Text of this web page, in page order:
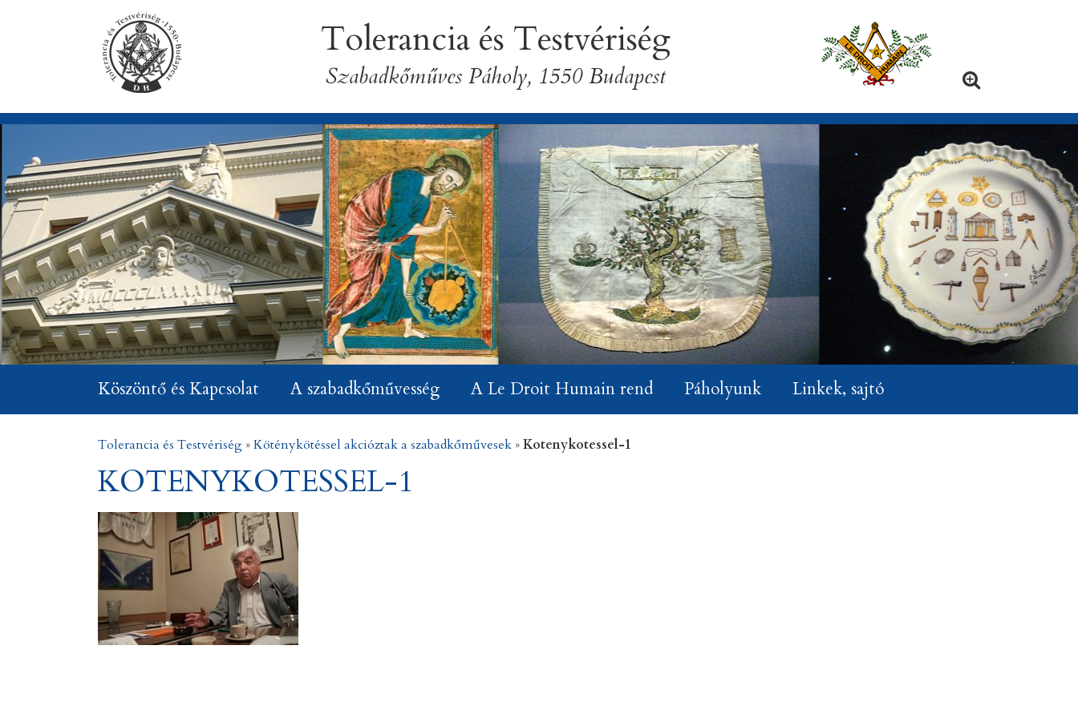
Tolerancia és Testvériség
Szabadkőműves Páholy, 1550 Budapest
Köszöntő és Kapcsolat A szabadkőművesség A Le Droit Humain rend Páholyunk Linkek, sajtó
Tolerancia és Testvériség »Köténykötéssel akcióztak a szabadkőművesek »Kotenykotessel-1
KOTENYKOTESSEL-1